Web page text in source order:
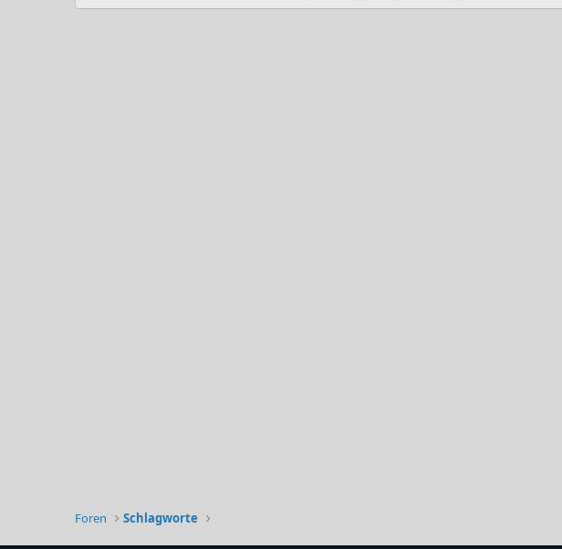
Foren Schlagworte